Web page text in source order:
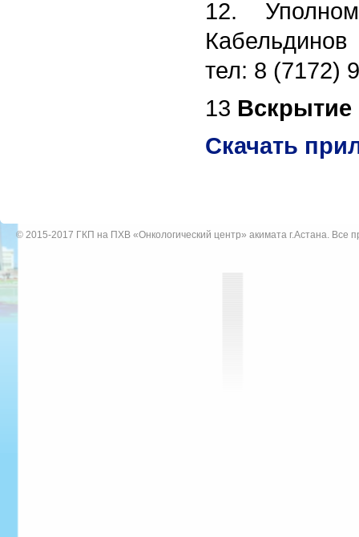
12.
тел: 8 (7172)
13 Вскрытие
Скачать
© 2015-2017 ГКП на ПХВ «Онкологический центр» акимата г.Астана. Все